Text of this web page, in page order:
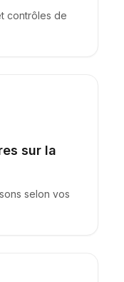
contrôles de
sur la
selon vos